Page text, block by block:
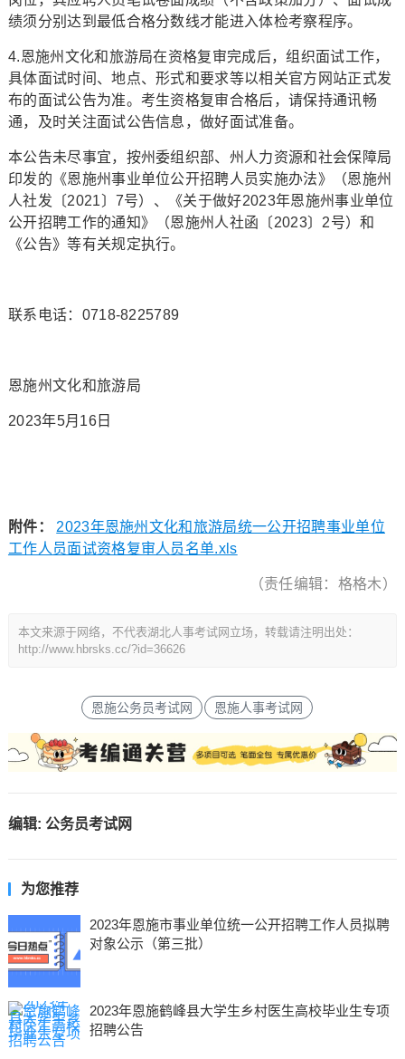
绩须分别达到最低合格分数线才能进入体检考察程序。
4.恩施州文化和旅游局在资格复审完成后，组织面试工作，
具体面试时间、地点、形式和要求等以相关官方网站正式发
布的面试公告为准。考生资格复审合格后，请保持通讯畅
通，及时关注面试公告信息，做好面试准备。
本公告未尽事宜，按州委组织部、州人力资源和社会保障局
印发的《恩施州事业单位公开招聘人员实施办法》（恩施州
人社发〔2021〕7号）、《关于做好2023年恩施州事业单位
公开招聘工作的通知》（恩施州人社函〔2023〕2号）和
《公告》等有关规定执行。
联系电话：0718-8225789
恩施州文化和旅游局
2023年5月16日
附件：
2023年恩施州文化和旅游局统一公开招聘事业单位
工作人员面试资格复审人员名单.xls
（责任编辑：格格木）
本文来源于网络，不代表湖北人事考试网立场，转载请注明出处：
http://www.hbrsks.cc/?id=36626
恩施公务员考试网 恩施人事考试网
编辑: 公务员考试网
为您推荐
2023年恩施市事业单位统一公开招聘工作人员拟聘
对象公示（第三批）
2023年恩施鹤峰县大学生乡村医生高校毕业生专项
招聘公告